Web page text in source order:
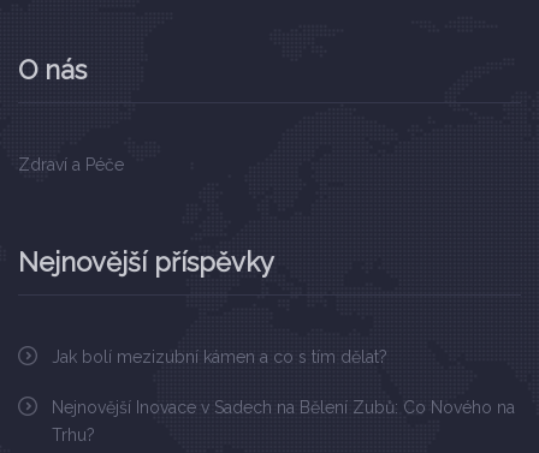
O nás
Zdraví a Péče
Nejnovější příspěvky
Jak bolí mezizubní kámen a co s tím dělat?
Nejnovější Inovace v Sadech na Bělení Zubů: Co Nového na
Trhu?